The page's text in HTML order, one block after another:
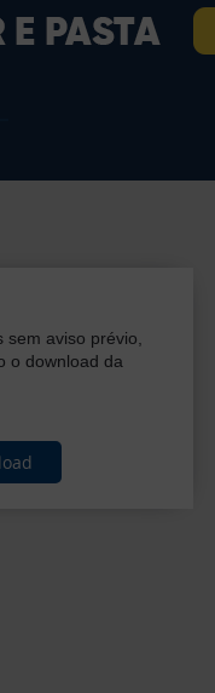
aviso prévio,
o download da